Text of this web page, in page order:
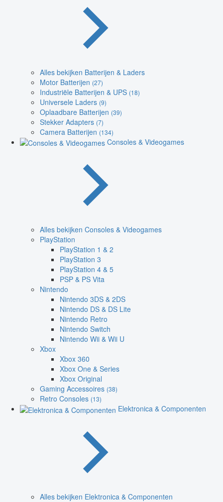
Alles bekijken Batterijen & Laders
Motor Batterijen (27)
Industriële Batterijen & UPS (18)
Universele Laders (9)
Oplaadbare Batterijen (39)
Stekker Adapters (7)
Camera Batterijen (134)
Consoles & Videogames
Alles bekijken Consoles & Videogames
PlayStation
PlayStation 1 & 2
PlayStation 3
PlayStation 4 & 5
PSP & PS Vita
Nintendo
Nintendo 3DS & 2DS
Nintendo DS & DS Lite
Nintendo Retro
Nintendo Switch
Nintendo Wii & Wii U
Xbox
Xbox 360
Xbox One & Series
Xbox Original
Gaming Accessoires (38)
Retro Consoles (13)
Elektronica & Componenten
Alles bekijken Elektronica & Componenten